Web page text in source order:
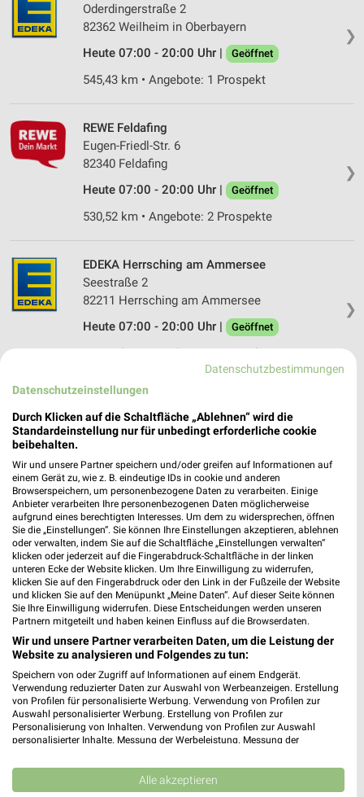
❯
Oderdingerstraße 2
82362 Weilheim in Oberbayern
Heute 07:00 - 20:00 Uhr |
Geöffnet
545,43 km • Angebote: 1 Prospekt
❯
REWE Feldafing
Eugen-Friedl-Str. 6
82340 Feldafing
Heute 07:00 - 20:00 Uhr |
Geöffnet
530,52 km • Angebote: 2 Prospekte
❯
EDEKA Herrsching am Ammersee
Seestraße 2
82211 Herrsching am Ammersee
Heute 07:00 - 20:00 Uhr |
Geöffnet
527,31 km • Angebote: 1 Prospekt
bofrost* Herrsching
Ladestraße 5
82211 Herrsching
526,96 km
REWE Herrsching
Gewerbestr. 5
82211 Herrsching
Heute 07:00 - 20:00 Uhr | Geöffnet
526,63 km • Angebote: 2 Prospekte
EDEKA Herrsching am Ammersee
Gewerbestraße 19
82211 Herrsching am Ammersee
Heute 07:00 - 20:00 Uhr | Geöffnet
526,45 km
EDEKA Azizi Pöcking
Datenschutzbestimmungen
Datenschutzeinstellungen
Durch Klicken auf die Schaltfläche „Ablehnen“ wird die
Standardeinstellung nur für unbedingt erforderliche cookie
beibehalten.
Wir und unsere Partner speichern und/oder greifen auf Informationen auf
einem Gerät zu, wie z. B. eindeutige IDs in cookie und anderen
Browserspeichern, um personenbezogene Daten zu verarbeiten. Einige
Anbieter verarbeiten Ihre personenbezogenen Daten möglicherweise
aufgrund eines berechtigten Interesses. Um dem zu widersprechen, öffnen
Sie die „Einstellungen“. Sie können Ihre Einstellungen akzeptieren, ablehnen
oder verwalten, indem Sie auf die Schaltfläche „Einstellungen verwalten“
klicken oder jederzeit auf die Fingerabdruck-Schaltfläche in der linken
unteren Ecke der Website klicken. Um Ihre Einwilligung zu widerrufen,
klicken Sie auf den Fingerabdruck oder den Link in der Fußzeile der Website
und klicken Sie auf den Menüpunkt „Meine Daten“. Auf dieser Seite können
Sie Ihre Einwilligung widerrufen. Diese Entscheidungen werden unseren
Partnern mitgeteilt und haben keinen Einfluss auf die Browserdaten.
Wir und unsere Partner verarbeiten Daten, um die Leistung der
Website zu analysieren und Folgendes zu tun:
Speichern von oder Zugriff auf Informationen auf einem Endgerät.
Verwendung reduzierter Daten zur Auswahl von Werbeanzeigen. Erstellung
von Profilen für personalisierte Werbung. Verwendung von Profilen zur
Auswahl personalisierter Werbung. Erstellung von Profilen zur
Personalisierung von Inhalten. Verwendung von Profilen zur Auswahl
personalisierter Inhalte. Messung der Werbeleistung. Messung der
Kombinationen von Daten aus verschiedenen Quellen. Entwicklung und
Verbesserung der Angebote. Verwendung reduzierter Daten zur Auswahl
von Inhalten.
Alle akzeptieren